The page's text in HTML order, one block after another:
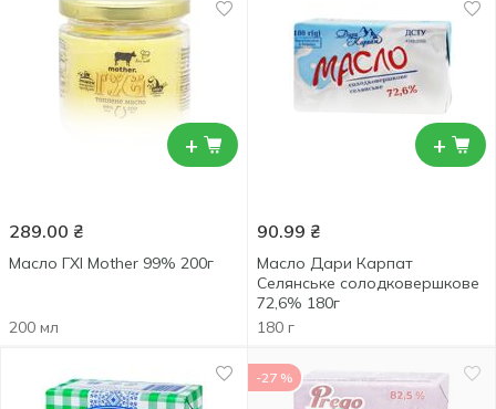
+
289.00 ₴
Масло ГХІ Mother 99% 200г
200 мл
+
90.99 ₴
Масло Дари Карпат
Селянське солодковершкове
72,6% 180г
180 г
-27 %